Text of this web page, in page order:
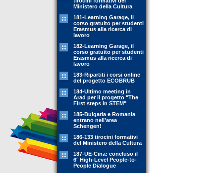
Ministero della Cultura
181-Learning Garage, il
corso gratuito per studenti
Erasmus alla ricerca di
lavoro
182-Learning Garage, il
corso gratuito per studenti
Erasmus alla ricerca di
lavoro
183-Ripartiti i corsi online
del progetto ECOBRUB
184-Ultimo meeting in
Arad per il progetto "The
First steps in STEM"
185-Bulgaria e Romania
entrano nell’area
Schengen!
186-133 tirocini formativi
del Ministero della Cultura
187-UE-Cina: concluso il
6° High-Level People-to-
People Dialogue